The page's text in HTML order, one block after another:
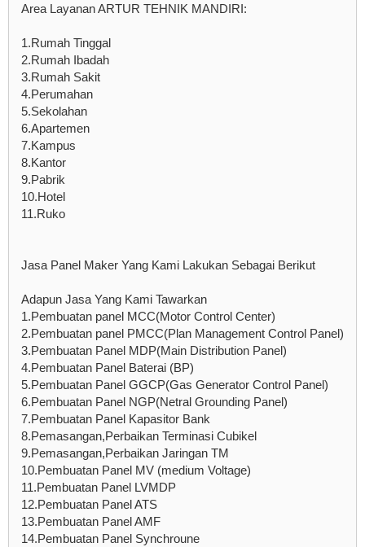
Area Layanan ARTUR TEHNIK MANDIRI:
1.Rumah Tinggal
2.Rumah Ibadah
3.Rumah Sakit
4.Perumahan
5.Sekolahan
6.Apartemen
7.Kampus
8.Kantor
9.Pabrik
10.Hotel
11.Ruko
Jasa Panel Maker Yang Kami Lakukan Sebagai Berikut
Adapun Jasa Yang Kami Tawarkan
1.Pembuatan panel MCC(Motor Control Center)
2.Pembuatan panel PMCC(Plan Management Control Panel)
3.Pembuatan Panel MDP(Main Distribution Panel)
4.Pembuatan Panel Baterai (BP)
5.Pembuatan Panel GGCP(Gas Generator Control Panel)
6.Pembuatan Panel NGP(Netral Grounding Panel)
7.Pembuatan Panel Kapasitor Bank
8.Pemasangan,Perbaikan Terminasi Cubikel
9.Pemasangan,Perbaikan Jaringan TM
10.Pembuatan Panel MV (medium Voltage)
11.Pembuatan Panel LVMDP
12.Pembuatan Panel ATS
13.Pembuatan Panel AMF
14.Pembuatan Panel Synchroune